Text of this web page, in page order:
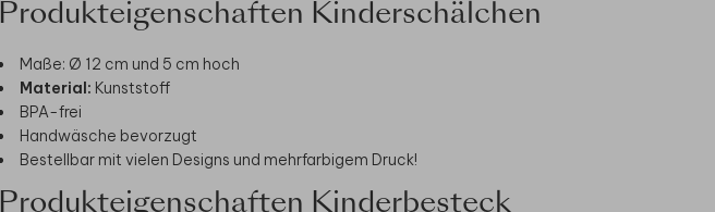
Produkteigenschaften Kinderschälchen
Maße: Ø 12 cm und 5 cm hoch
Material: Kunststoff
BPA-frei
Handwäsche bevorzugt
Bestellbar mit vielen Designs und mehrfarbigem Druck!
Produkteigenschaften Kinderbesteck